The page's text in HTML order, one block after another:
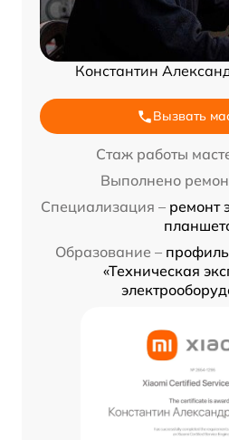
Константин
Вызвать
Стаж работы
Выполнено
Специализация – ремонт
Образование –
«Техническая